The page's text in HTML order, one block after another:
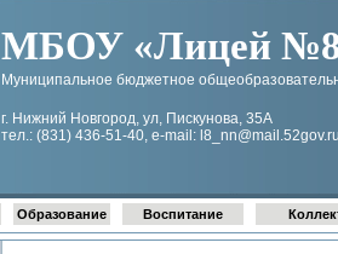
МБОУ «Лицей №8
Муниципальное бюджетное
г. Нижний Новгород, ул, Пискунова, 35А
тел.: (831) 436-51-40, e-mail:
Образование Воспитание